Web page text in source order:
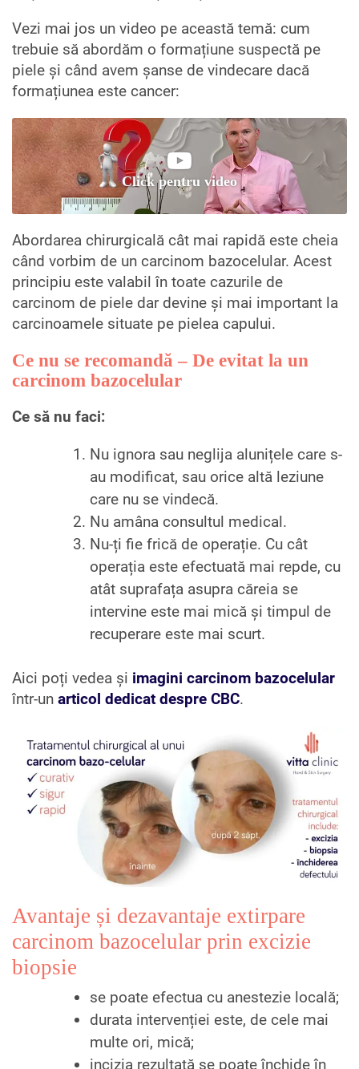
Vezi mai jos un video pe această temă: cum
trebuie să abordăm o formațiune suspectă pe
piele și când avem șanse de vindecare dacă
formațiunea este cancer:
Click pentru video
Abordarea chirurgicală cât mai rapidă este cheia
când vorbim de un carcinom bazocelular. Acest
principiu este valabil în toate cazurile de
carcinom de piele dar devine și mai important la
carcinoamele situate pe pielea capului.
Ce nu se recomandă – De evitat la un
carcinom bazocelular
Ce să nu faci:
Nu ignora sau neglija alunițele care s-
au modificat, sau orice altă leziune
care nu se vindecă.
Nu amâna consultul medical.
Nu-ți fie frică de operație. Cu cât
operația este efectuată mai repde, cu
atât suprafața asupra căreia se
intervine este mai mică și timpul de
recuperare este mai scurt.
Aici poți vedea și imagini carcinom bazocelular
într-un articol dedicat despre CBC.
Avantaje și dezavantaje extirpare
carcinom bazocelular prin excizie
biopsie
se poate efectua cu anestezie locală;
durata intervenției este, de cele mai
multe ori, mică;
incizia rezultată se poate închide în